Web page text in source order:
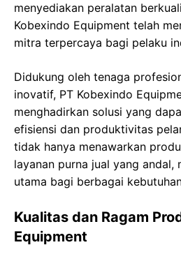
menyediakan peralatan
Kobexindo Equipment telah
mitra terpercaya bagi pelaku
Didukung oleh tenaga
inovatif, PT Kobexindo
menghadirkan solusi yang
efisiensi dan produktivitas
tidak hanya menawarkan
layanan purna jual yang andal,
utama bagi berbagai
Kualitas dan Ragam
Equipment